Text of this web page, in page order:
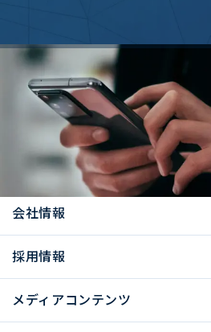
事業内容
お知らせ
会社情報
採用情報
メディアコンテンツ